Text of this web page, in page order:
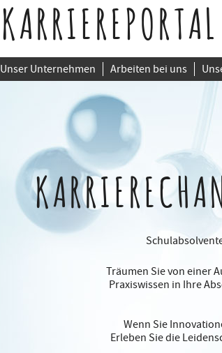
KARRIEREPORTAL
Unser Unternehmen Arbeiten bei uns
Träumen Sie von einer
Praxiswissen in Ihre
Wenn Sie
Erleben Sie die